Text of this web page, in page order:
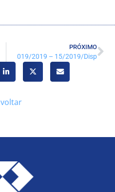
PRÓXIMO
019/2019 – 15/2019/Disp
voltar